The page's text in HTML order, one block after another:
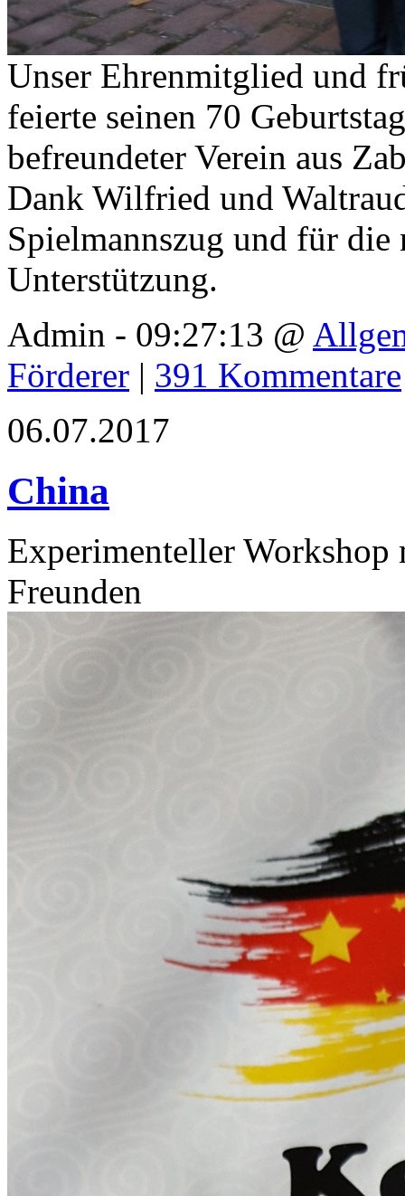
Unser Ehrenmitglied und
feierte seinen 70
befreundeter Verein aus
Dank Wilfried und
Spielmannszug und für
Unterstützung.
Admin - 09:27:13 @
Förderer | 391 Kommentare
06.07.2017
China
Experimenteller Workshop
Freunden